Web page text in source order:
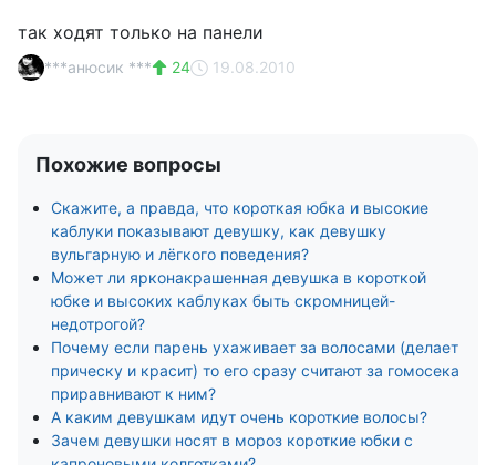
так ходят только на панели
***анюсик *** 24 19.08.2010
Похожие вопросы
Скажите, а правда, что короткая юбка и высокие
каблуки показывают девушку, как девушку
вульгарную и лёгкого поведения?
Может ли ярконакрашенная девушка в короткой
юбке и высоких каблуках быть скромницей-
недотрогой?
Почему если парень ухаживает за волосами (делает
прическу и красит) то его сразу считают за гомосека
приравнивают к ним?
А каким девушкам идут очень короткие волосы?
Зачем девушки носят в мороз короткие юбки с